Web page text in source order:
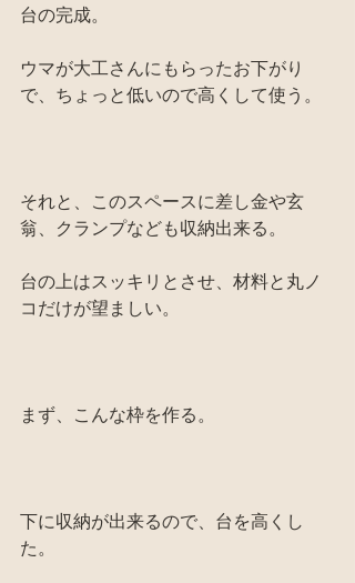
台の完成。
ウマが大工さんにもらったお下がり
で、ちょっと低いので高くして使う。
それと、このスペースに差し金や玄
翁、クランプなども収納出来る。
台の上はスッキリとさせ、材料と丸ノ
コだけが望ましい。
まず、こんな枠を作る。
下に収納が出来るので、台を高くし
た。